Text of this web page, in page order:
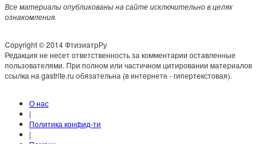
Все материалы опубликованы на сайте исключительно в целях
ознакомления.
Copyright © 2014 ФтизиатрРу
Редакция не несет ответственность за комментарии оставленные
пользователями. При полном или частичном цитировании материалов
ссылка на gastrite.ru обязательна (в интернете - гипертекстовая).
О нас
|
Политика конфид-ти
|